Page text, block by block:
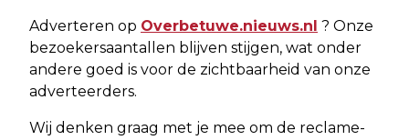
Adverteren op Overbetuwe.nieuws.nl ? Onze
bezoekersaantallen blijven stijgen, wat onder
andere goed is voor de zichtbaarheid van onze
adverteerders.
Wij denken graag met je mee om de reclame-